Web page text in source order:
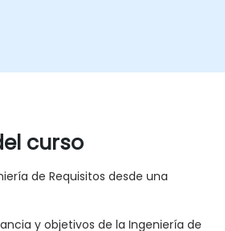
curso
de Requisitos desde una
y objetivos de la Ingeniería de